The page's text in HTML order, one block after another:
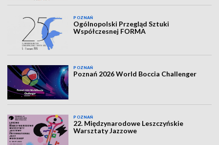
POZNAŃ
Ogólnopolski Przegląd Sztuki
Współczesnej FORMA
POZNAŃ
Poznań 2026 World Boccia Challenger
POZNAŃ
22. Międzynarodowe Leszczyńskie
Warsztaty Jazzowe